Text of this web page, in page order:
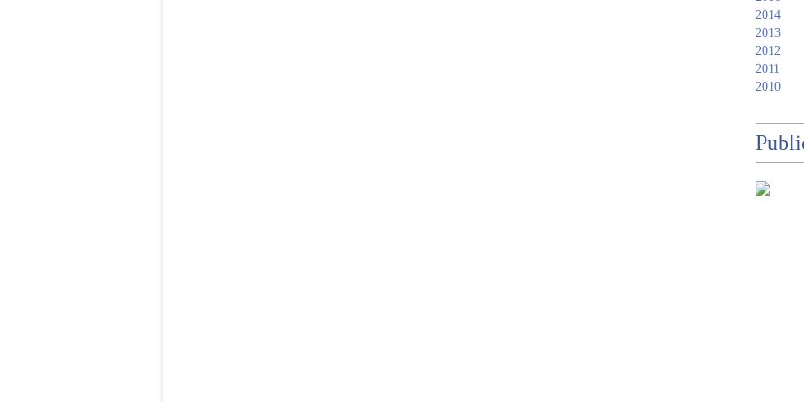
2014
2013
2012
2011
2010